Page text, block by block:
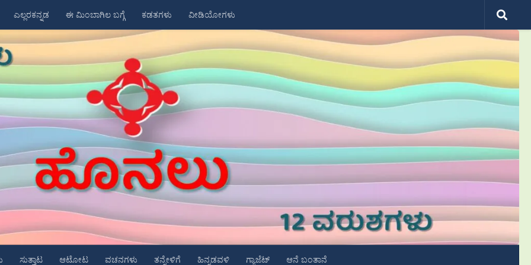
ಎಲ್ಲರಕನ್ನಡ ಈ ಮಿಂಬಾಗಿಲ ಬಗ್ಗೆ ಕಡತಗಳು ವೀಡಿಯೋಗಳು
ಸುತ್ತಾಟ ಆಟೋಟ ವಚನಗಳು ತನ್ನೇಳಿಗೆ ಹಿನ್ನಡವಳಿ ಗ್ಯಾಜೆಟ್ ಆನೆ ಬಂತಾನೆ